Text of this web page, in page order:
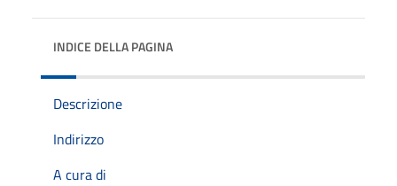
INDICE DELLA PAGINA
Descrizione
Indirizzo
A cura di